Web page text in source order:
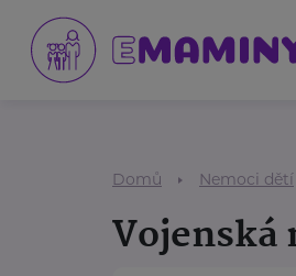
Domů Nemoci dětí
Vojenská